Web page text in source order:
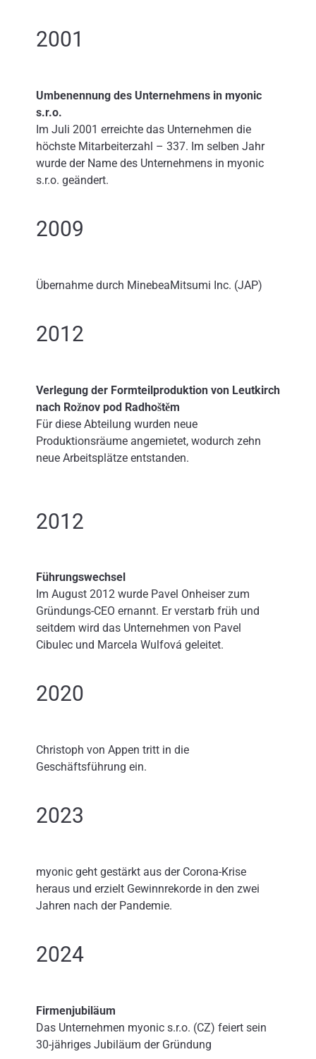
2001
Umbenennung des Unternehmens in myonic
s.r.o.
Im Juli 2001 erreichte das Unternehmen die
höchste Mitarbeiterzahl – 337. Im selben Jahr
wurde der Name des Unternehmens in myonic
s.r.o. geändert.
2009
Übernahme durch MinebeaMitsumi Inc. (JAP)
2012
Verlegung der Formteilproduktion von Leutkirch
nach Rožnov pod Radhoštěm
Für diese Abteilung wurden neue
Produktionsräume angemietet, wodurch zehn
neue Arbeitsplätze entstanden.
2012
Führungswechsel
Im August 2012 wurde Pavel Onheiser zum
Gründungs-CEO ernannt. Er verstarb früh und
seitdem wird das Unternehmen von Pavel
Cibulec und Marcela Wulfová geleitet.
2020
Christoph von Appen tritt in die
Geschäftsführung ein.
2023
myonic geht gestärkt aus der Corona-Krise
heraus und erzielt Gewinnrekorde in den zwei
Jahren nach der Pandemie.
2024
Firmenjubiläum
Das Unternehmen myonic s.r.o. (CZ) feiert sein
30-jähriges Jubiläum der Gründung